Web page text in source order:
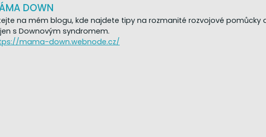
DOWN
na mém blogu, kde najdete tipy na rozmanité rozvojové pomůcky
s Downovým syndromem.
mama-down.webnode.cz/